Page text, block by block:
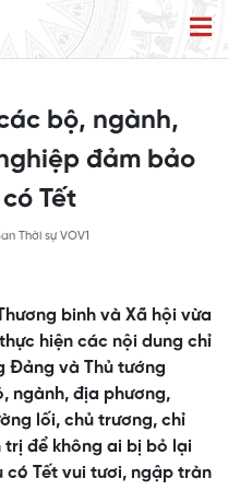
bộ, ngành,
đảm bảo
Tết
Thời sự VOV1
binh và Xã hội vừa
hiện các nội dung chỉ
Đảng và Thủ tướng
ngành, địa phương,
lối, chủ trương, chỉ
trị để không ai bị bỏ lại
có Tết vui tươi, ngập tràn